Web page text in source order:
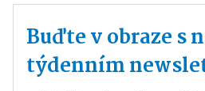
Buďte v obraze s
týdenním